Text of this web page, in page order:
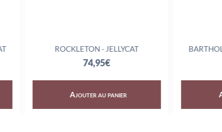
ROCKLETON - JELLYCAT
74,95€
Ajouter au panier